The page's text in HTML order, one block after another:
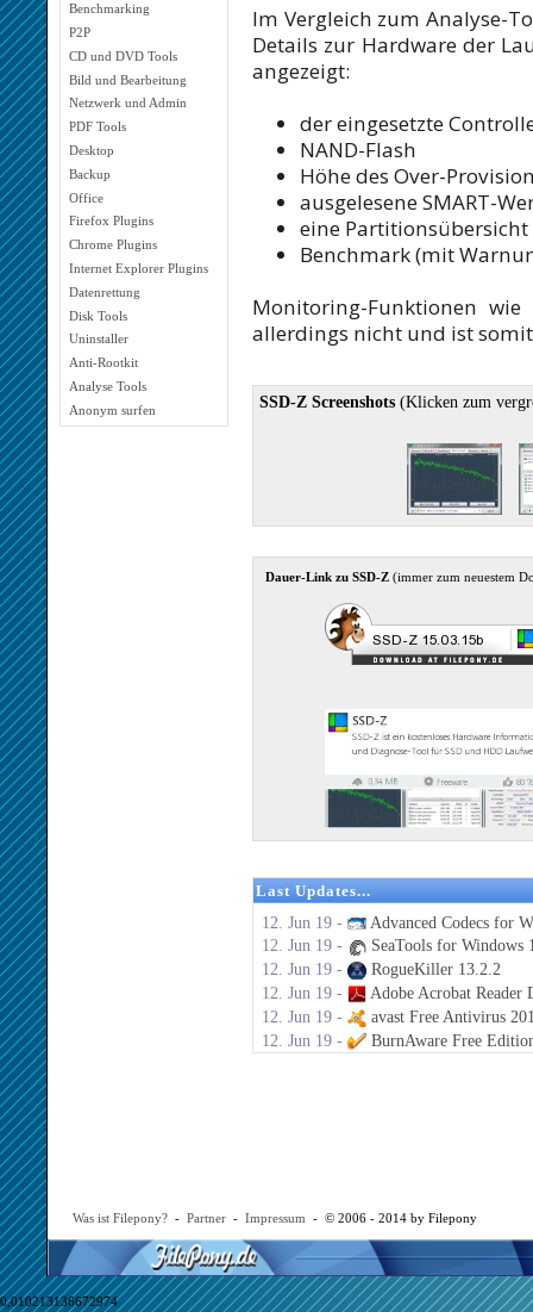
Benchmarking
P2P
CD und DVD Tools
Bild und Bearbeitung
Netzwerk und Admin
PDF Tools
Desktop
Backup
Office
Firefox Plugins
Chrome Plugins
Internet Explorer Plugins
Datenrettung
Disk Tools
Uninstaller
Anti-Rootkit
Analyse Tools
Anonym surfen
Im Vergleich zum Analyse-
Details zur Hardware der
angezeigt:
der eingesetzte
NAND-Flash
Höhe des Over-
ausgelesene SMART-
eine Partitionsübersicht
Benchmark (mit
Monitoring-Funktionen
allerdings nicht und ist
SSD-Z Screenshots (Klicken zum
Dauer-Link zu SSD-Z (immer zum neuestem
Last Updates...
12. Jun 19 -
Advanced Codecs for
12. Jun 19 -
SeaTools for Windows
12. Jun 19 -
RogueKiller 13.2.2
12. Jun 19 -
Adobe Acrobat Reader
12. Jun 19 -
avast Free Antivirus
12. Jun 19 -
BurnAware Free
Was ist Filepony? - Partner - Impressum - © 2006 - 2014 by Filepony
0,010213136672974